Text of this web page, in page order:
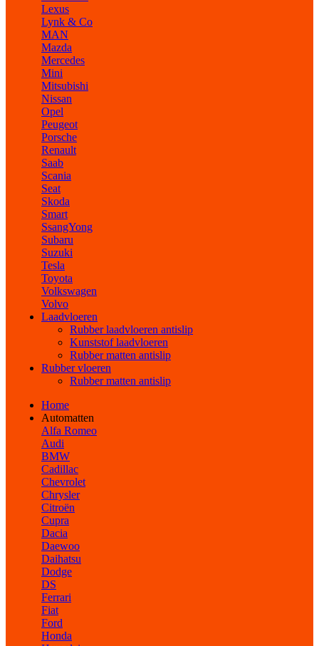
Lexus
Lynk & Co
MAN
Mazda
Mercedes
Mini
Mitsubishi
Nissan
Opel
Peugeot
Porsche
Renault
Saab
Scania
Seat
Skoda
Smart
SsangYong
Subaru
Suzuki
Tesla
Toyota
Volkswagen
Volvo
Laadvloeren
Rubber laadvloeren antislip
Kunststof laadvloeren
Rubber matten antislip
Rubber vloeren
Rubber matten antislip
Home
Automatten
Alfa Romeo
Audi
BMW
Cadillac
Chevrolet
Chrysler
Citroën
Cupra
Dacia
Daewoo
Daihatsu
Dodge
DS
Ferrari
Fiat
Ford
Honda